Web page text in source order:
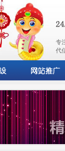
专
代